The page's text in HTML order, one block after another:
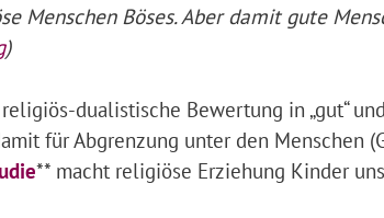
Menschen Böses. Aber damit gute
)
dualistische Bewertung in „gut“
für Abgrenzung unter den Menschen
** macht religiöse Erziehung Kinder